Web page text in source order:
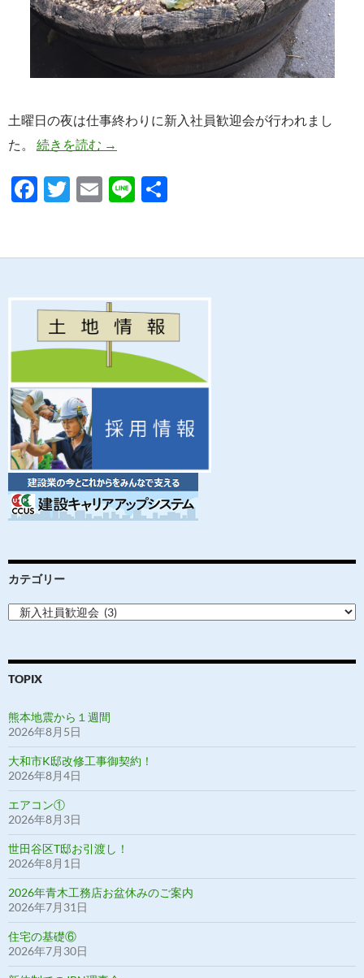
土曜日の夜は仕事終わりに新入社員歓迎会が行われまし
た。 続きを読む 新入社員歓迎会
→
F
b
o
o
k
T
er
E
Li
カテゴリー
テ
ー
TOPIX
熊本地震から１週間
2026年8月5日
大和市K邸改修工事御契約！
2026年8月4日
エアコン①
2026年8月3日
世田谷区T邸お引渡し！
2026年8月1日
2026年青木工務店お盆休みのご案内
2026年7月31日
住宅の基礎⑥
2026年7月30日